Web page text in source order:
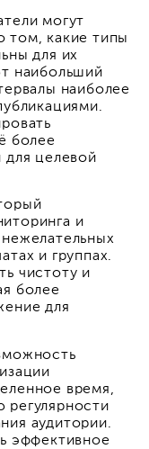
могут
том, какие типы
для их
наибольший
наиболее
более
для целевой
и
и группах.
чистоту и
более
для
время,
аудитории.
эффективное